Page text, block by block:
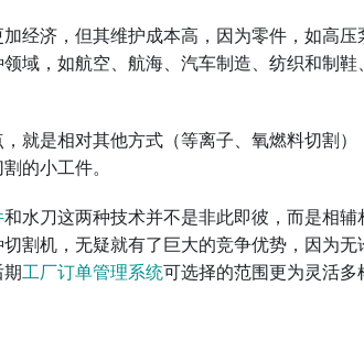
经济，但其维护成本高，因为零件，如高压
域，如航空、航海、汽车制造、纺织和制
就是相对其他方式（等离子、氧燃料切割
的小工件。
和水刀这两种技术并不是非此即彼，而是相
割机，无疑就有了巨大的竞争优势，因为无
工厂订单管理系统可选择的范围更为灵活多